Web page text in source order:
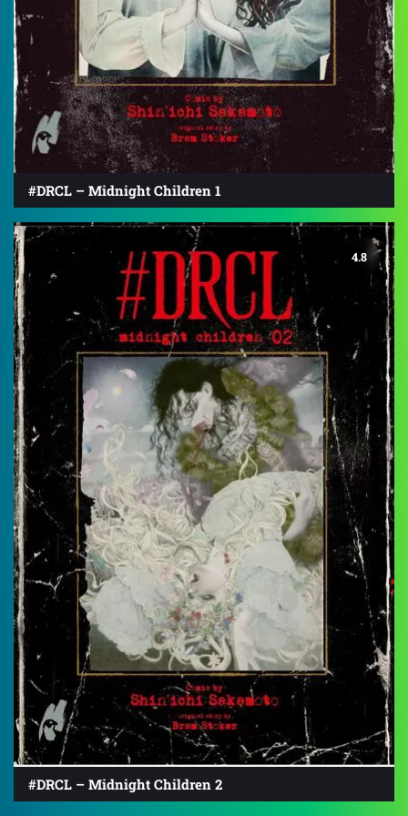
#DRCL – Midnight Children 1
4.8
#DRCL – Midnight Children 2